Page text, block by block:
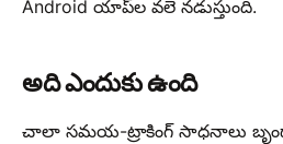
Android యాప్‌ల వలె నడుస్తుంది.
అది ఎందుకు ఉంది
చాలా సమయ-ట్రాకింగ్ సాధనాలు